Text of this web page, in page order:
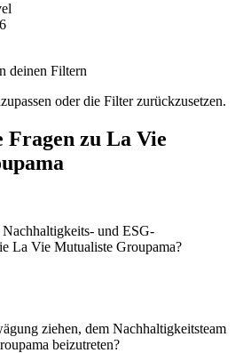
deinen Filtern
oder die Filter zurückzusetzen.
Fragen zu La Vie
und ESG-
La Vie Mutualiste Groupama?
ziehen, dem Nachhaltigkeitsteam
beizutreten?